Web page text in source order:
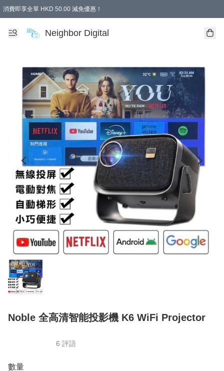
消費即享全單 HKD 50.00 減免優惠！
Neighbor Digital
Noble 全高清智能投影機 K6 WiFi Projector
6 評語
數量